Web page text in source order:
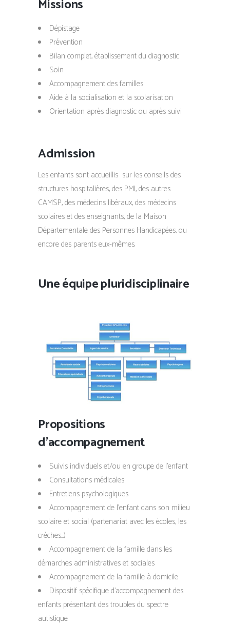
Missions
Dépistage
Prévention
Bilan complet, établissement du diagnostic
Soin
Accompagnement des familles
Aide à la socialisation et la scolarisation
Orientation après diagnostic ou après suivi
Admission
Les enfants sont accueillis sur les conseils des
structures hospitalières, des PMI, des autres
CAMSP, des médecins libéraux, des médecins
scolaires et des enseignants, de la Maison
Départementale des Personnes Handicapées, ou
encore des parents eux-mêmes.
Une équipe pluridisciplinaire
Propositions
d’accompagnement
Suivis individuels et/ou en groupe de l’enfant
Consultations médicales
Entretiens psychologiques
Accompagnement de l’enfant dans son milieu
scolaire et social (partenariat avec les écoles, les
crèches…)
Accompagnement de la famille dans les
démarches administratives et sociales
Accompagnement de la famille à domicile
Dispositif spécifique d’accompagnement des
enfants présentant des troubles du spectre
autistique